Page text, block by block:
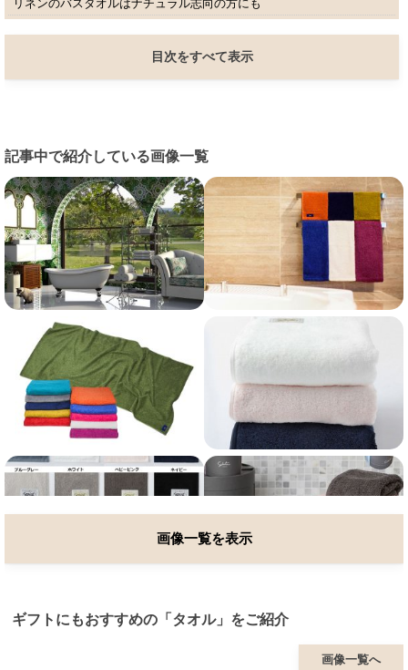
リネンのバスタオルはナチュラル志向の方にも
目次をすべて表示
記事中で紹介している画像一覧
画像一覧を表示
ギフトにもおすすめの「タオル」をご紹介
画像一覧へ